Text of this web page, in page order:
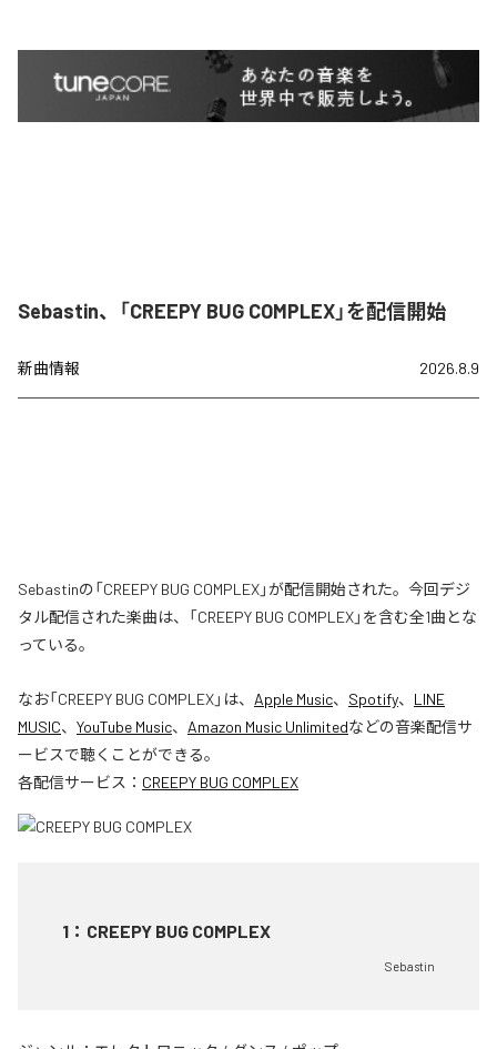
Sebastin、「CREEPY BUG COMPLEX」を配信開始
新曲情報 2026.8.9
Sebastinの「CREEPY BUG COMPLEX」が配信開始された。今回デジ
タル配信された楽曲は、「CREEPY BUG COMPLEX」を含む全1曲とな
っている。
なお「CREEPY BUG COMPLEX」は、 Apple Music、 Spotify、 LINE
MUSIC、 YouTube Music、 Amazon Music Unlimitedなどの音楽配信サ
ービスで聴くことができる。
各配信サービス： CREEPY BUG COMPLEX
1 ： CREEPY BUG COMPLEX
Sebastin